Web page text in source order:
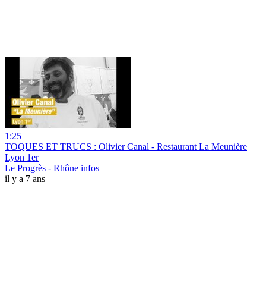
1:25
TOQUES ET TRUCS : Olivier Canal - Restaurant La Meunière
Lyon 1er
Le Progrès - Rhône infos
il y a 7 ans